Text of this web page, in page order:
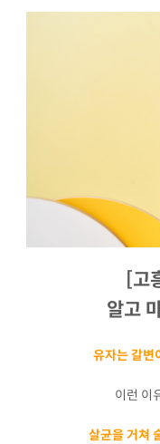
[고
알고
유자는 갈변
이런 이
살균을 거쳐